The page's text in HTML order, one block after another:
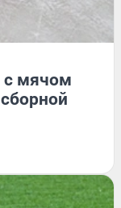
с мячом